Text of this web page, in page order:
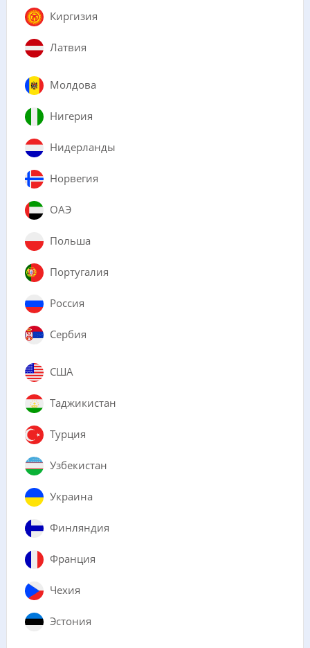
Киргизия
Латвия
Молдова
Нигерия
Нидерланды
Норвегия
ОАЭ
Польша
Португалия
Россия
Сербия
США
Таджикистан
Турция
Узбекистан
Украина
Финляндия
Франция
Чехия
Эстония